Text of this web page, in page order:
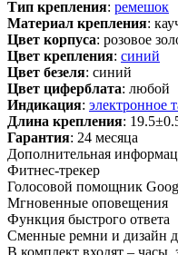
Тип крепления: ремешок
Материал крепления:
Цвет корпуса: розовое
Цвет крепления: синий
Цвет безеля: синий
Цвет циферблата: любой
Индикация: электронное
Длина крепления:
Гарантия: 24 месяца
Дополнительная
Фитнес-трекер
Голосовой помощник
Мгновенные оповещения
Функция быстрого ответа
Сменные ремни и дизайн
В комплект входят – часы,